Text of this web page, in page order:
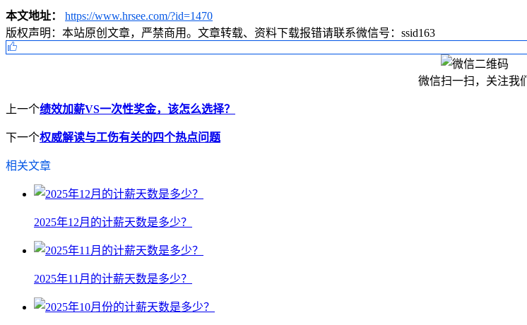
本文地址：
https://www.hrsee.com/?id=1470
版权声明： 本站原创文章，严禁商用。文章转载、资料下载报错请联系微信号：ssid163
微信扫一扫，关注我们
上一个绩效加薪VS一次性奖金，该怎么选择？
下一个权威解读与工伤有关的四个热点问题
相关文章
2025年12月的计薪天数是多少？
2025年11月的计薪天数是多少？